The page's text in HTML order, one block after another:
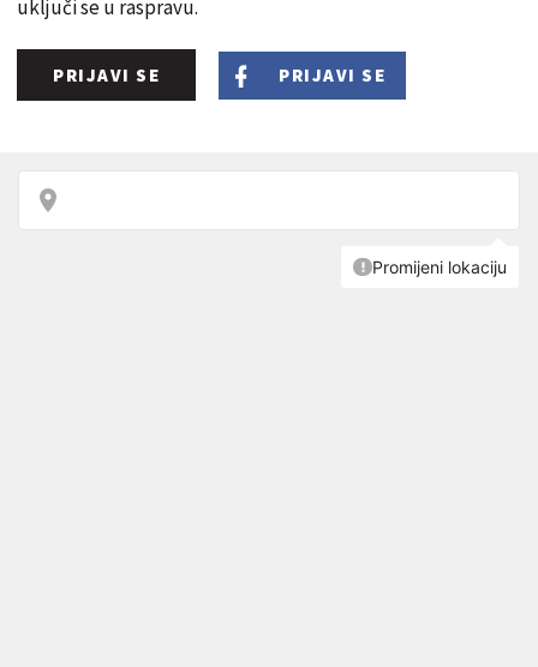
uključi se u raspravu.
PRIJAVI SE PRIJAVI SE